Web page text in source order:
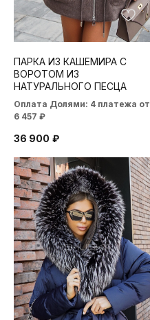
ПАРКА ИЗ КАШЕМИРА С
ВОРОТОМ ИЗ
НАТУРАЛЬНОГО ПЕСЦА
Оплата Долями: 4 платежа от
6 457 ₽
36 900 ₽